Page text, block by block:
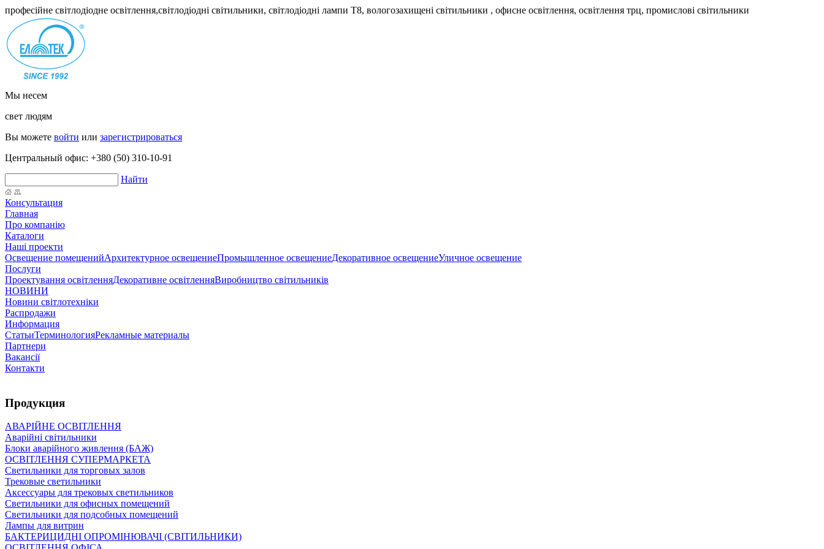
професійне світлодіодне освітлення,світлодіодні світильники, світлодіодні лампи Т8, вологозахищені світильники , офисне освітлення, освітлення трц, промислові світильники
Мы несем
свет людям
Вы можете войти или зарегистрироваться
Центральный офис: +380 (50) 310-10-91
Найти
Консультация
Главная
Про компанію
Каталоги
Наші проекти
Освещение помещенийАрхитектурное освещениеПромышленное освещениеДекоративное освещениеУличное освещение
Послуги
Проектування освітленняДекоративне освітленняВиробництво світильників
НОВИНИ
Новини світлотехніки
Распродажи
Информация
СтатьиТерминологияРекламные материалы
Партнери
Вакансії
Контакти
Продукция
АВАРІЙНЕ ОСВІТЛЕННЯ
Аварійні світильники
Блоки аварійного живлення (БАЖ)
ОСВІТЛЕННЯ СУПЕРМАРКЕТА
Светильники для торговых залов
Трековые светильники
Аксессуары для трековых светильников
Светильники для офисных помещений
Светильники для подсобных помещений
Лампы для витрин
БАКТЕРИЦИДНІ ОПРОМІНЮВАЧІ (СВІТИЛЬНИКИ)